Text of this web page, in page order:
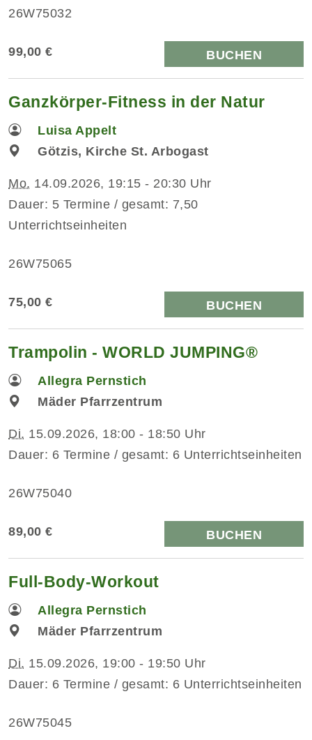
26W75032
99,00 € BUCHEN
Ganzkörper-Fitness in der Natur
Luisa Appelt
Götzis, Kirche St. Arbogast
Mo. 14.09.2026, 19:15 - 20:30 Uhr
Dauer: 5 Termine / gesamt: 7,50
Unterrichtseinheiten
26W75065
75,00 € BUCHEN
Trampolin - WORLD JUMPING®
Allegra Pernstich
Mäder Pfarrzentrum
Di. 15.09.2026, 18:00 - 18:50 Uhr
Dauer: 6 Termine / gesamt: 6 Unterrichtseinheiten
26W75040
89,00 € BUCHEN
Full-Body-Workout
Allegra Pernstich
Mäder Pfarrzentrum
Di. 15.09.2026, 19:00 - 19:50 Uhr
Dauer: 6 Termine / gesamt: 6 Unterrichtseinheiten
26W75045